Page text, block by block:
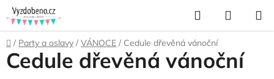
Přejít
na
obsah
Hledat
KOŠÍK
Domů
/ Party a oslavy / VÁNOCE / Cedule dřevěná vánoční
Cedule dřevěná vánoční